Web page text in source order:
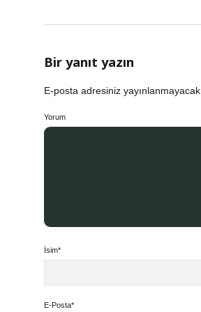
Bir yanıt yazın
E-posta adresiniz yayınlanmayacak.
Yorum
İsim*
E-Posta*